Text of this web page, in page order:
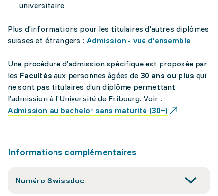
universitaire
Plus d'informations pour les titulaires d'autres diplômes
suisses et étrangers : Admission - vue d'ensemble
Une procédure d’admission spécifique est proposée par
les Facultés aux personnes âgées de 30 ans ou plus qui
ne sont pas titulaires d’un diplôme permettant
l’admission à l’Université de Fribourg. Voir :
Admission au bachelor sans maturité (30+)
Informations complémentaires
Numéro Swissdoc